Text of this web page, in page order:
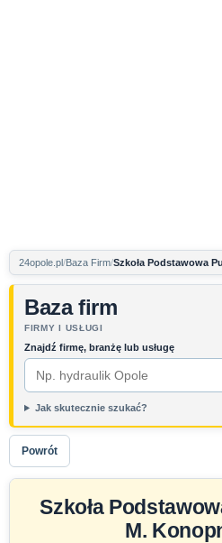
24opole.pl Baza Firm Szkoła Podstawowa
Baza firm
FIRMY I USŁUGI
Znajdź firmę, branżę lub usługę
Jak skutecznie szukać?
Powrót
Szkoła
M.